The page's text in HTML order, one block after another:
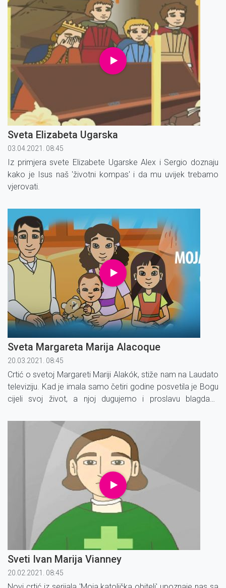
Sveta Elizabeta Ugarska
03.04.2021. 08:45
Iz primjera svete Elizabete Ugarske Alex i Sergio doznaju
kako je Isus naš 'životni kompas' i da mu uvijek trebamo
vjerovati.
Sveta Margareta Marija Alacoque
20.03.2021. 08:45
Crtić o svetoj Margareti Mariji Alakók, stiže nam na Laudato
televiziju. Kad je imala samo četiri godine posvetila je Bogu
cijeli svoj život, a njoj dugujemo i proslavu blagdana
serije Moja katolička obitelj!
Sveti Ivan Marija Vianney
20.02.2021. 08:45